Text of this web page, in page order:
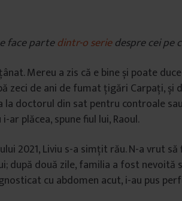
face partedintr-o seriedespre cei pe
Mereu a zis că e bine și poate
zeci de ani de fumat țigări Carpați, și
la doctorul din sat pentru controale
ar plăcea, spune fiul lui, Raoul.
2021, Liviu s-a simțit rău. N-a vrut
după două zile, familia a fost nevoită
cu abdomen acut, i-au pus